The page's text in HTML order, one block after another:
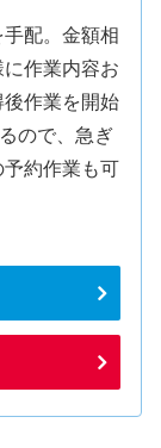
配。金額相
作業内容お
作業を開始
ので、急ぎ
約作業も可